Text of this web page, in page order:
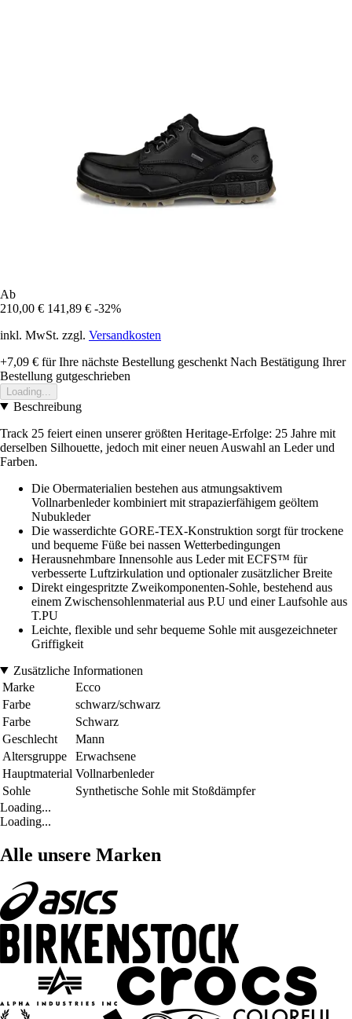
Ab
210,00 € 141,89 € -32%
inkl. MwSt. zzgl. Versandkosten
+7,09 € für Ihre nächste Bestellung geschenkt Nach Bestätigung Ihrer
Bestellung gutgeschrieben
Loading...
Beschreibung
Track 25 feiert einen unserer größten Heritage-Erfolge: 25 Jahre mit
derselben Silhouette, jedoch mit einer neuen Auswahl an Leder und
Farben.
Die Obermaterialien bestehen aus atmungsaktivem
Vollnarbenleder kombiniert mit strapazierfähigem geöltem
Nubukleder
Die wasserdichte GORE-TEX-Konstruktion sorgt für trockene
und bequeme Füße bei nassen Wetterbedingungen
Herausnehmbare Innensohle aus Leder mit ECFS™ für
verbesserte Luftzirkulation und optionaler zusätzlicher Breite
Direkt eingespritzte Zweikomponenten-Sohle, bestehend aus
einem Zwischensohlenmaterial aus P.U und einer Laufsohle aus
T.PU
Leichte, flexible und sehr bequeme Sohle mit ausgezeichneter
Griffigkeit
Zusätzliche Informationen
Marke
Ecco
Farbe
schwarz/schwarz
Farbe
Schwarz
Geschlecht
Mann
Altersgruppe
Erwachsene
Hauptmaterial Vollnarbenleder
Sohle
Synthetische Sohle mit Stoßdämpfer
Loading...
Loading...
Alle unsere Marken